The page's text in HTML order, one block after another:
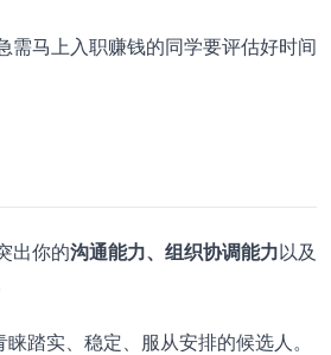
需马上入职赚钱的同学要评估好时间
出你的沟通能力、组织协调能力以及
踏实、稳定、服从安排的候选人。